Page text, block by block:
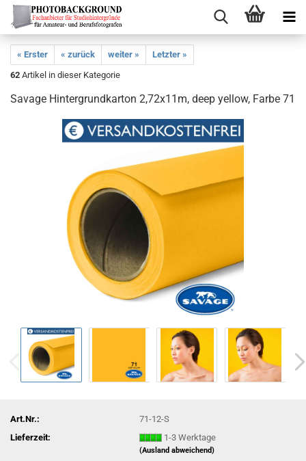
« Erster « zurück weiter »
Letzter »
62 Artikel in dieser Kategorie
Savage Hintergrundkarton 2,72x11m, deep yellow, Farbe 71
Art.Nr.:
71-12-S
Lieferzeit:
1-3 Werktage
(Ausland abweichend)